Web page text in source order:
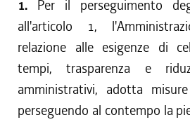
1. Per il perseguimento
all'articolo 1,
relazione alle esigenze di
tempi, trasparenza e
amministrativi, adotta
perseguendo al contempo la